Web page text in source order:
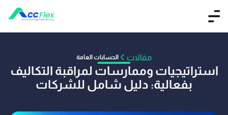
مقالات الحسابات العامة
استراتيجيات وممارسات لمراقبة التكاليف
بفعالية: دليل شامل للشركات